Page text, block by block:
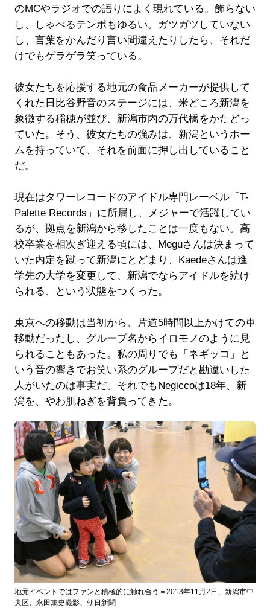
のMCやラジオでの語りによく現れている。飾らない
し、しゃべるテンポもゆるい。ガツガツしていない
し、言葉をかんだり言い間違えたりしたら、それだ
けでもゲラゲラ笑っている。
彼女たちを応援する地元の食品メーカーが提供して
くれた日比谷野音のステージには、米どころ新潟を
象徴する稲穂が並び、新潟市内の万代橋をかたどっ
ていた。そう、彼女たちの強みは、新潟というホー
ムを持っていて、それを前面に押し出していること
だ。
現在はタワーレコードのアイドル専門レーベル「T-
Palette Records」に所属し、メジャーで活躍してい
るが、拠点を新潟から移したことは一度もない。高
校卒業を相次ぎ迎える頃には、Meguさんは決まって
いた内定を蹴って新潟にとどまり、Kaedeさんは進
学先の大学を変更して、新潟でならアイドルを続け
られる、という状態をつくった。
東京への移動は当初から、片道5時間以上かけての車
移動だったし、グループ名からイロモノのように見
られることもあった。私の周りでも「ネギッコ」と
いう音の響きでお笑い系のグループだと勘違いした
人がいたのは事実だ。それでもNegiccoは18年、新
潟を、やわ肌ねぎを背負ってきた。
地元イベントではファンと積極的に触れ合う＝2013年11月2日、新潟市中
央区、永田篤史撮影、朝日新聞